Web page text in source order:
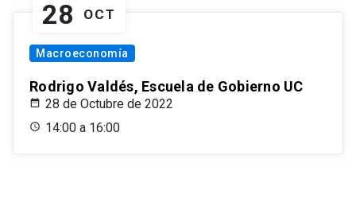
28 OCT
Macroeconomía
Rodrigo Valdés, Escuela de Gobierno UC
28 de Octubre de 2022
14:00 a 16:00